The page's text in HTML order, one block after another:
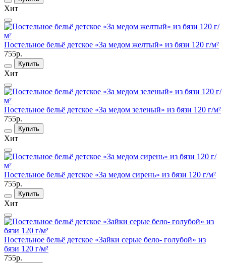
Хит
Постельное бельё детское «За медом желтый» из бязи 120 г/м²
755р.
Купить
Хит
Постельное бельё детское «За медом зеленый» из бязи 120 г/м²
755р.
Купить
Хит
Постельное бельё детское «За медом сирень» из бязи 120 г/м²
755р.
Купить
Хит
Постельное бельё детское «Зайки серые бело- голубой» из
бязи 120 г/м²
755р.